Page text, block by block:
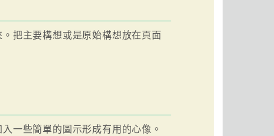
把主要構想或是原始構想放在頁面
一些簡單的圖示形成有用的心像。